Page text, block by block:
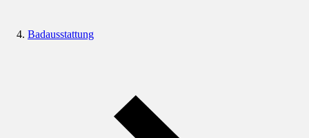
Badausstattung